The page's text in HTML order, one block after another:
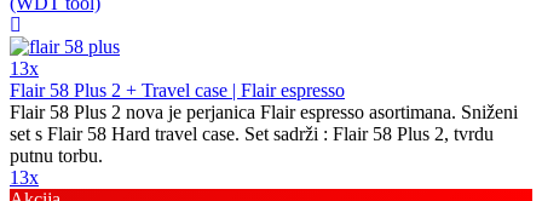
13x
Flair 58 Plus 2 + Travel case | Flair espresso
Flair 58 Plus 2 nova je perjanica Flair espresso asortimana. Sniženi
set s Flair 58 Hard travel case. Set sadrži : Flair 58 Plus 2, tvrdu
putnu torbu.
13x